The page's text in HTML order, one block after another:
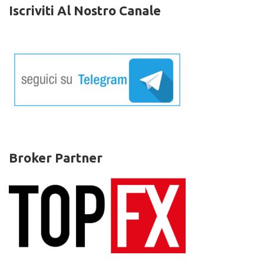
Iscriviti Al Nostro Canale
Broker Partner